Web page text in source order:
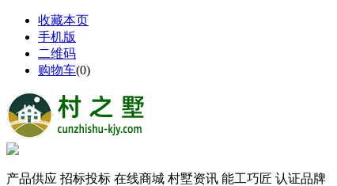
收藏本页
手机版
二维码
购物车(0)
产品供应 招标投标 在线商城 村墅资讯 能工巧匠 认证品牌